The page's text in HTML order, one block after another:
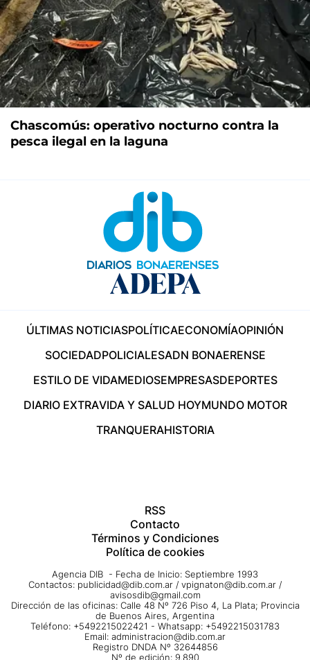
Chascomús: operativo nocturno contra la
pesca ilegal en la laguna
ÚLTIMAS NOTICIASPOLÍTICAECONOMÍAOPINIÓN
SOCIEDADPOLICIALESADN BONAERENSE
ESTILO DE VIDAMEDIOSEMPRESASDEPORTES
DIARIO EXTRAVIDA Y SALUD HOYMUNDO MOTOR
TRANQUERAHISTORIA
RSS
Contacto
Términos y Condiciones
Política de cookies
Agencia DIB - Fecha de Inicio: Septiembre 1993
Contactos: publicidad@dib.com.ar / vpignaton@dib.com.ar /
avisosdib@gmail.com
Dirección de las oficinas: Calle 48 Nº 726 Piso 4, La Plata; Provincia
de Buenos Aires, Argentina
Teléfono: +5492215022421 - Whatsapp: +5492215031783
Email: administracion@dib.com.ar
Registro DNDA Nº 32644856
Nº de edición: 9.890